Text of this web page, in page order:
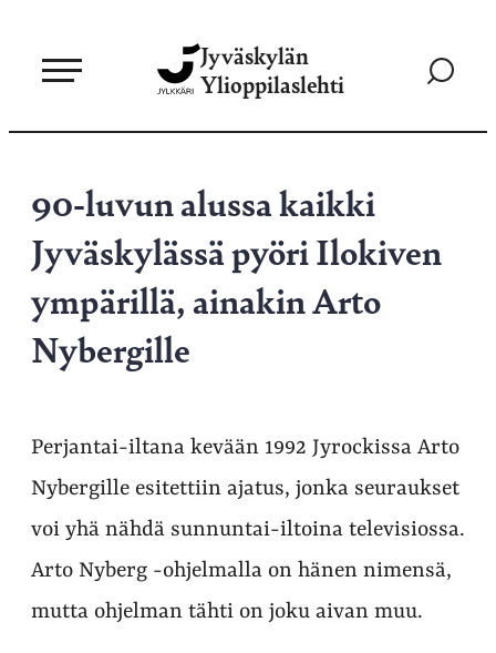
sisältöön
Jyväskylän
Ylioppilaslehti
Siirry
90-luvun alussa kaikki
Jyväskylässä pyöri Ilokiven
ympärillä, ainakin Arto
Nybergille
Perjantai-iltana kevään 1992 Jyrockissa Arto
Nybergille esitettiin ajatus, jonka seuraukset
voi yhä nähdä sunnuntai-iltoina televisiossa.
Arto Nyberg -ohjelmalla on hänen nimensä,
mutta ohjelman tähti on joku aivan muu.